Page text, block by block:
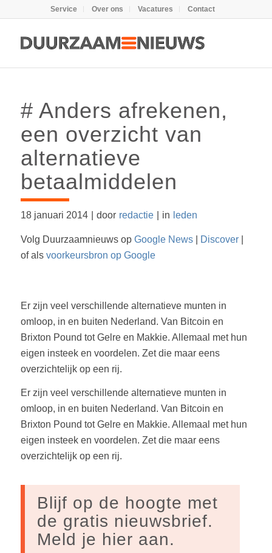
Service Over ons Vacatures Contact
# Anders afrekenen,
een overzicht van
alternatieve
betaalmiddelen
18 januari 2014 door redactie in leden
Volg Duurzaamnieuws op Google News| Discover|
of als voorkeursbron op Google
Er zijn veel verschillende alternatieve munten in
omloop, in en buiten Nederland. Van Bitcoin en
Brixton Pound tot Gelre en Makkie. Allemaal met hun
eigen insteek en voordelen. Zet die maar eens
overzichtelijk op een rij.
Er zijn veel verschillende alternatieve munten in
omloop, in en buiten Nederland. Van Bitcoin en
Brixton Pound tot Gelre en Makkie. Allemaal met hun
eigen insteek en voordelen. Zet die maar eens
overzichtelijk op een rij.
Blijf op de hoogte met
de gratis nieuwsbrief.
Meld je hier aan.